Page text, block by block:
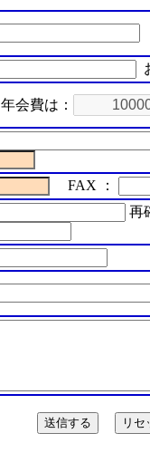
年会費は：
FAX ：
再